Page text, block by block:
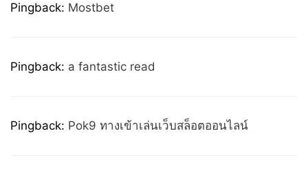
Pingback: Mostbet
Pingback: a fantastic read
Pingback: Pok9 ทางเข้าเล่นเว็บสล็อตออนไลน์